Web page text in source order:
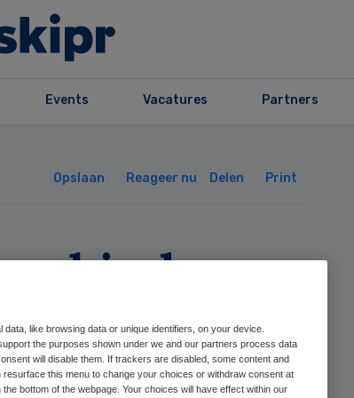
Events Vacatures Partners
Opslaan Reageer nu Delen Print
kinderen
in
like browsing data or unique identifiers, on your device.
the purposes shown under we and our partners process data
will disable them. If trackers are disabled, some content and
this menu to change your choices or withdraw consent at
bottom of the webpage. Your choices will have effect within our